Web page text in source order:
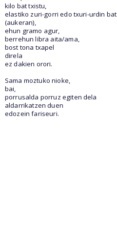
kilo bat txistu,
elastiko zuri-gorri edo txuri-urdin bat
(aukeran),
ehun gramo agur,
berrehun libra aita/ama,
bost tona txapel
direla
ez dakien orori.
Sama moztuko nioke,
bai,
porrusalda porruz egiten dela
aldarrikatzen duen
edozein fariseuri.